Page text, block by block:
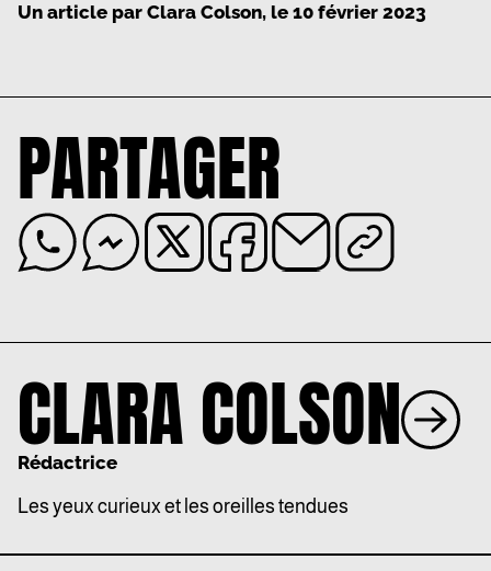
Un article par Clara Colson, le 10 février 2023
PARTAGER
CLARA COLSON
Rédactrice
Les yeux curieux et les oreilles tendues